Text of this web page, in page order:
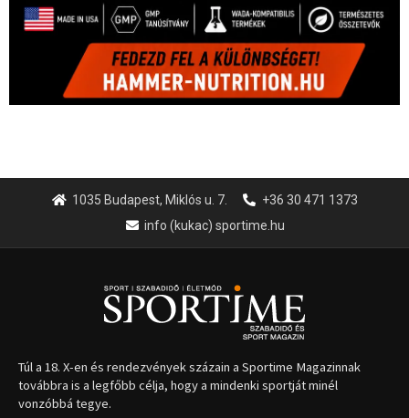
1035 Budapest, Miklós u. 7.
+36 30 471 1373
info (kukac) sportime.hu
Túl a 18. X-en és rendezvények százain a Sportime Magazinnak
továbbra is a legfőbb célja, hogy a mindenki sportját minél
vonzóbbá tegye.